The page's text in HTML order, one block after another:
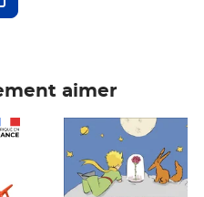
aimer
Prix 7,50€